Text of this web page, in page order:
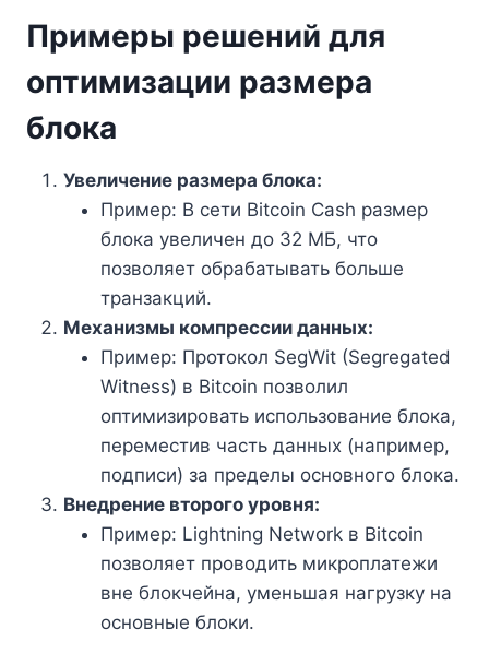
Примеры решений для
оптимизации размера
блока
Увеличение размера блока:
Пример: В сети Bitcoin Cash размер
блока увеличен до 32 МБ, что
позволяет обрабатывать больше
транзакций.
Механизмы компрессии данных:
Пример: Протокол SegWit (Segregated
Witness) в Bitcoin позволил
оптимизировать использование блока,
переместив часть данных (например,
подписи) за пределы основного блока.
Внедрение второго уровня:
Пример: Lightning Network в Bitcoin
позволяет проводить микроплатежи
вне блокчейна, уменьшая нагрузку на
основные блоки.